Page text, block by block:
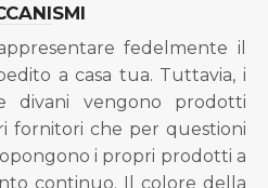
fedelmente il
a casa tua. Tuttavia, i
divani vengono prodotti
fornitori che per questioni
i propri prodotti a
continuo. Il colore della